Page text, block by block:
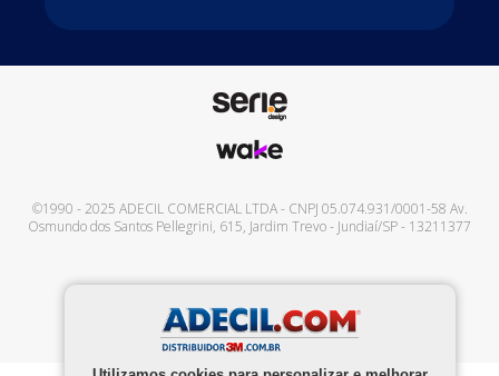
©1990 - 2025 ADECIL COMERCIAL LTDA- CNPJ 05.074.931/0001-58 Av.
Osmundo dos Santos Pellegrini, 615, Jardim Trevo- Jundiaí/SP- 13211377